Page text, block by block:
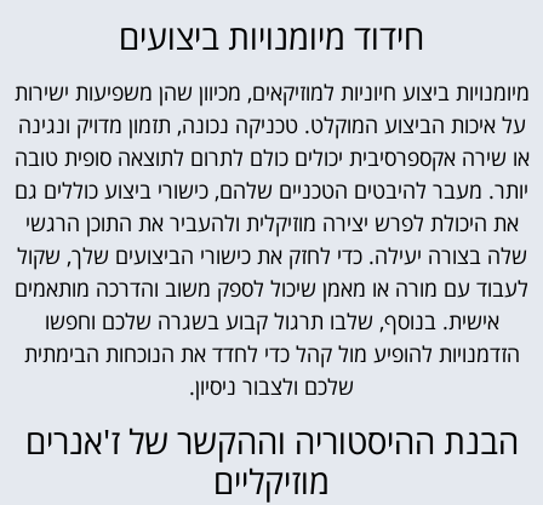
חידוד מיומנויות ביצועים
מיומנויות ביצוע חיוניות למוזיקאים, מכיוון שהן משפיעות ישירות
על איכות הביצוע המוקלט. טכניקה נכונה, תזמון מדויק ונגינה
או שירה אקספרסיבית יכולים כולם לתרום לתוצאה סופית טובה
יותר. מעבר להיבטים הטכניים שלהם, כישורי ביצוע כוללים גם
את היכולת לפרש יצירה מוזיקלית ולהעביר את התוכן הרגשי
שלה בצורה יעילה. כדי לחזק את כישורי הביצועים שלך, שקול
לעבוד עם מורה או מאמן שיכול לספק משוב והדרכה מותאמים
אישית. בנוסף, שלבו תרגול קבוע בשגרה שלכם וחפשו
הזדמנויות להופיע מול קהל כדי לחדד את הנוכחות הבימתית
שלכם ולצבור ניסיון.
הבנת ההיסטוריה וההקשר של ז'אנרים
מוזיקליים